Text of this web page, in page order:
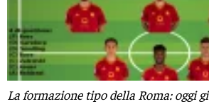
La formazione tipo della Roma: oggi